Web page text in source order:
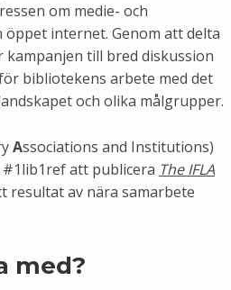
om medie- och
internet. Genom att delta
till bred diskussion
bibliotekens arbete med det
och olika målgrupper.
Associations and Institutions)
att publicera The IFLA
resultat av nära samarbete
med?